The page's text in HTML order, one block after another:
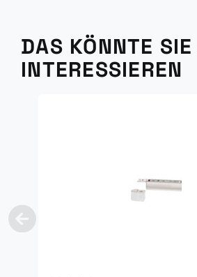
DAS KÖNNTE
INTERESSIEREN